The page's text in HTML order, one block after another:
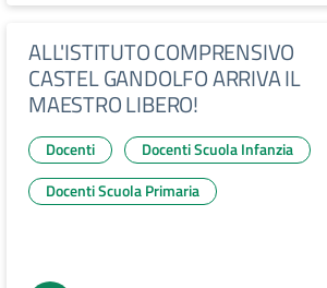
ALL'ISTITUTO COMPRENSIVO
CASTEL GANDOLFO ARRIVA IL
MAESTRO LIBERO!
Docenti
Docenti Scuola Infanzia
Docenti Scuola Primaria